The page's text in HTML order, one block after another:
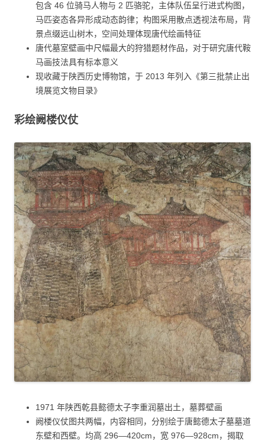
包含 46 位骑马人物与 2 匹骆驼，主体队伍呈行进式构图，
马匹姿态各异形成动态韵律；构图采用散点透视法布局，背
景点缀远山树木，空间处理体现唐代绘画特征
唐代墓室壁画中尺幅最大的狩猎题材作品，对于研究唐代鞍
马画技法具有标本意义
现收藏于陕西历史博物馆，于 2013 年列入《第三批禁止出
境展览文物目录》
彩绘阙楼仪仗
1971 年陕西乾县懿德太子李重润墓出土，墓葬壁画
阙楼仪仗图共两幅，内容相同，分别绘于唐懿德太子墓墓道
东壁和西壁。均高 296—420cm，宽 976—928cm，揭取